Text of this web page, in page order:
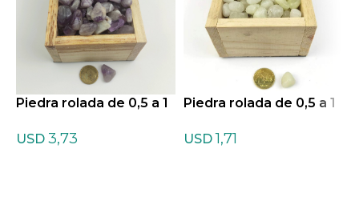
Piedra rolada de 0,5 a 1
n
USD 3,73
Piedra rolada de 0,5 a 1
USD 1,71